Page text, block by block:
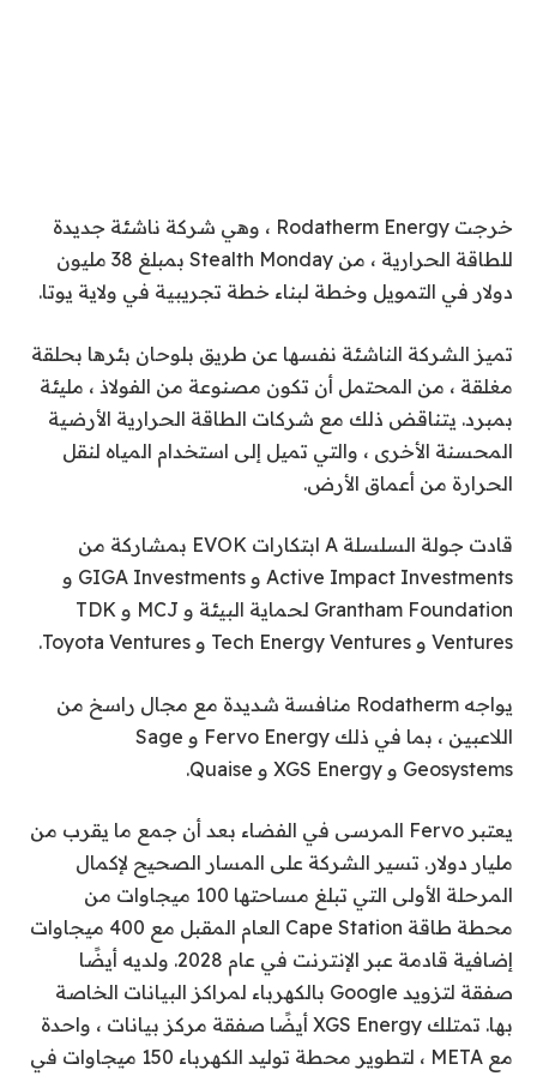
خرجت Rodatherm Energy ، وهي شركة ناشئة جديدة
للطاقة الحرارية ، من Stealth Monday بمبلغ 38 مليون
دولار في التمويل وخطة لبناء خطة تجريبية في ولاية يوتا.
تميز الشركة الناشئة نفسها عن طريق بلوحان بئرها بحلقة
مغلقة ، من المحتمل أن تكون مصنوعة من الفولاذ ، مليئة
بمبرد. يتناقض ذلك مع شركات الطاقة الحرارية الأرضية
المحسنة الأخرى ، والتي تميل إلى استخدام المياه لنقل
الحرارة من أعماق الأرض.
قادت جولة السلسلة A ابتكارات EVOK بمشاركة من
Active Impact Investments و GIGA Investments و
Grantham Foundation لحماية البيئة و MCJ و TDK
Ventures و Tech Energy Ventures و Toyota Ventures.
يواجه Rodatherm منافسة شديدة مع مجال راسخ من
اللاعبين ، بما في ذلك Fervo Energy و Sage
Geosystems و XGS Energy و Quaise.
يعتبر Fervo المرسى في الفضاء بعد أن جمع ما يقرب من
مليار دولار. تسير الشركة على المسار الصحيح لإكمال
المرحلة الأولى التي تبلغ مساحتها 100 ميجاوات من
محطة طاقة Cape Station العام المقبل مع 400 ميجاوات
إضافية قادمة عبر الإنترنت في عام 2028. ولديه أيضًا
صفقة لتزويد Google بالكهرباء لمراكز البيانات الخاصة
بها. تمتلك XGS Energy أيضًا صفقة مركز بيانات ، واحدة
مع META ، لتطوير محطة توليد الكهرباء 150 ميجاوات في